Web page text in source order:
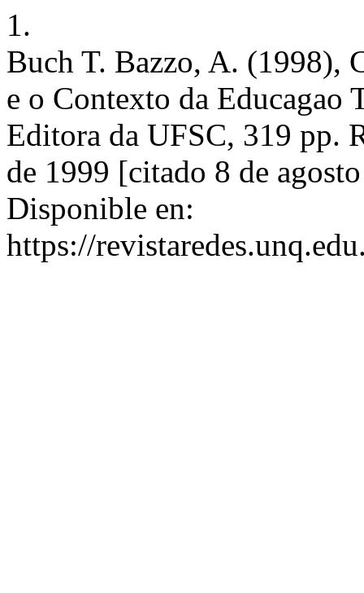
1.
Buch T. Bazzo, A. (1998),
e o Contexto da
Editora da UFSC, 319 pp.
de 1999 [citado 8 de
Disponible en:
https://